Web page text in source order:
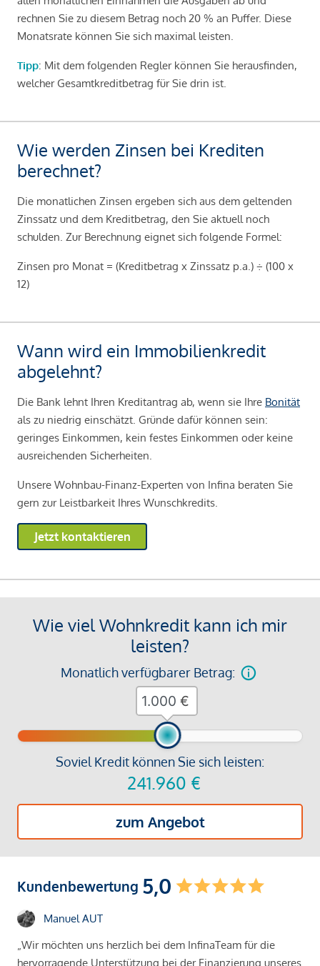
rechnen Sie zu diesem Betrag noch 20 % an Puffer. Diese
Monatsrate können Sie sich maximal leisten.
Tipp: Mit dem folgenden Regler können Sie herausfinden,
welcher Gesamtkreditbetrag für Sie drin ist.
Wie werden Zinsen bei Krediten
berechnet?
Die monatlichen Zinsen ergeben sich aus dem geltenden
Zinssatz und dem Kreditbetrag, den Sie aktuell noch
schulden. Zur Berechnung eignet sich folgende Formel:
Zinsen pro Monat = (Kreditbetrag x Zinssatz p.a.) ÷ (100 x
12)
Wann wird ein Immobilienkredit
abgelehnt?
Die Bank lehnt Ihren Kreditantrag ab, wenn sie Ihre Bonität
als zu niedrig einschätzt. Gründe dafür können sein:
geringes Einkommen, kein festes Einkommen oder keine
ausreichenden Sicherheiten.
Unsere Wohnbau-Finanz-Experten von Infina beraten Sie
gern zur Leistbarkeit Ihres Wunschkredits.
Jetzt kontaktieren
Wie viel Wohnkredit kann ich mir
leisten?
Monatlich verfügbarer Betrag:
Soviel Kredit können Sie sich leisten:
241.960 €
zum Angebot
€
Kundenbewertung 5,0
Manuel AUT
„Wir möchten uns herzlich bei dem InfinaTeam für die
hervorragende Unterstützung bei der Finanzierung unseres